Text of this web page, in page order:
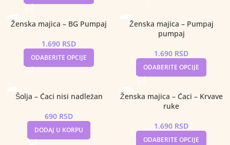
Ženska majica – BG Pumpaj
1.690 RSD
ODABERITE OPCIJE
Ženska majica – Pumpaj
pumpaj
1.690 RSD
ODABERITE OPCIJE
Šolja – Ćaci nisi nadležan
690 RSD
DODAJ U KORPU
Ženska majica – Ćaci – Krvave
ruke
1.690 RSD
ODABERITE OPCIJE